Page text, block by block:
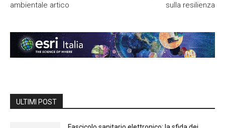
ambientale artico
sulla resilienza
ULTIMI POST